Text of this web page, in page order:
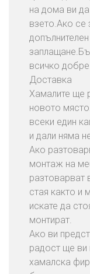
на дома ви
взето.Ако се
всичко
Доставка
Хамалите ще
новото
всеки един
и дали няма
Ако
монтаж на
разтоварват
стая както и
искате да
монтират.
Ако ви
радост ще ви
хамалска